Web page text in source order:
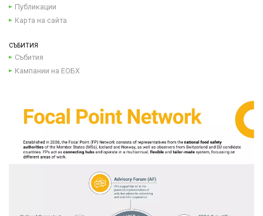
Публикации
Карта на сайта
СЪБИТИЯ
Събития
Кампании на ЕОБХ